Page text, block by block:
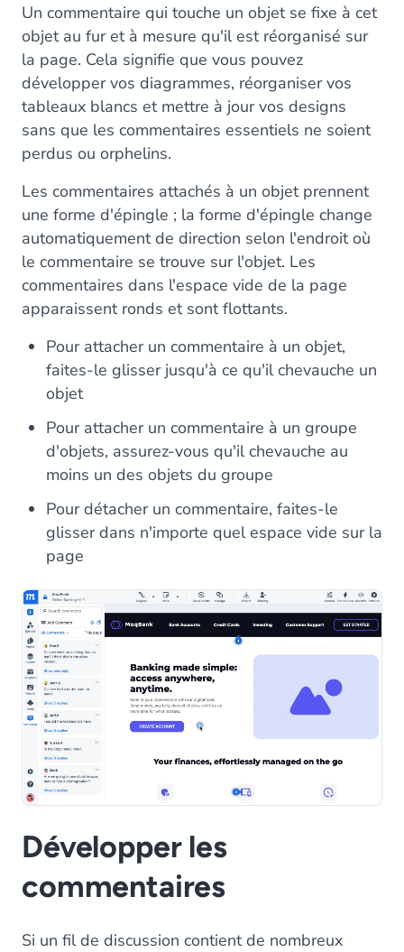
Un commentaire qui touche un objet se fixe à cet
objet au fur et à mesure qu'il est réorganisé sur
la page. Cela signifie que vous pouvez
développer vos diagrammes, réorganiser vos
tableaux blancs et mettre à jour vos designs
sans que les commentaires essentiels ne soient
perdus ou orphelins.
Les commentaires attachés à un objet prennent
une forme d'épingle ; la forme d'épingle change
automatiquement de direction selon l'endroit où
le commentaire se trouve sur l'objet. Les
commentaires dans l'espace vide de la page
apparaissent ronds et sont flottants.
Pour attacher un commentaire à un objet,
faites-le glisser jusqu'à ce qu'il chevauche un
objet
Pour attacher un commentaire à un groupe
d'objets, assurez-vous qu'il chevauche au
moins un des objets du groupe
Pour détacher un commentaire, faites-le
glisser dans n'importe quel espace vide sur la
page
Développer les
commentaires
Si un fil de discussion contient de nombreux